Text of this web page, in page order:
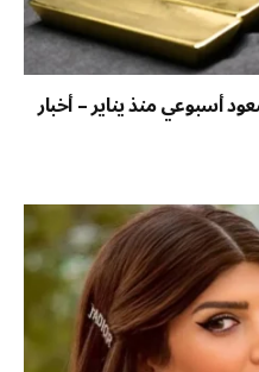
أسبوعي منذ يناير – أخبار